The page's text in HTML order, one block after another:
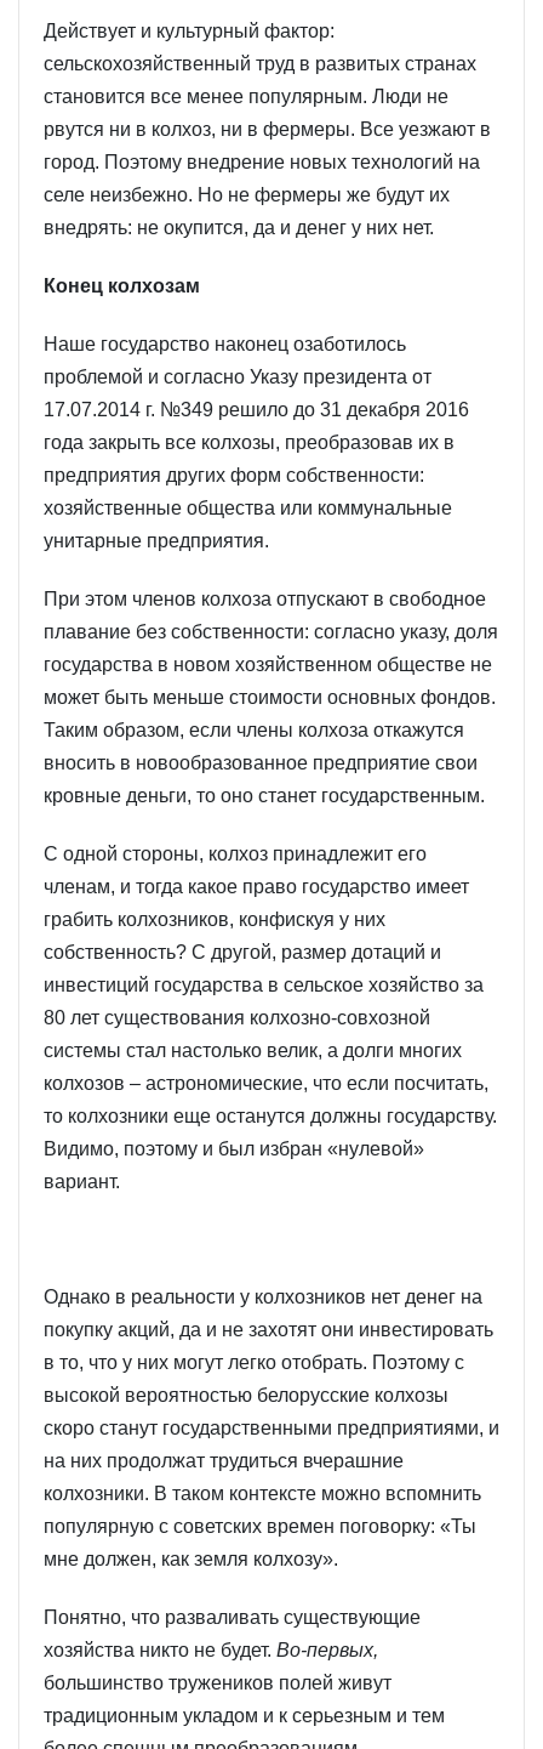
Действует и культурный фактор:
сельскохозяйственный труд в развитых странах
становится все менее популярным. Люди не
рвутся ни в колхоз, ни в фермеры. Все уезжают в
город. Поэтому внедрение новых технологий на
селе неизбежно. Но не фермеры же будут их
внедрять: не окупится, да и денег у них нет.
Конец колхозам
Наше государство наконец озаботилось
проблемой и согласно Указу президента от
17.07.2014 г. №349 решило до 31 декабря 2016
года закрыть все колхозы, преобразовав их в
предприятия других форм собственности:
хозяйственные общества или коммунальные
унитарные предприятия.
При этом членов колхоза отпускают в свободное
плавание без собственности: согласно указу, доля
государства в новом хозяйственном обществе не
может быть меньше стоимости основных фондов.
Таким образом, если члены колхоза откажутся
вносить в новообразованное предприятие свои
кровные деньги, то оно станет государственным.
С одной стороны, колхоз принадлежит его
членам, и тогда какое право государство имеет
грабить колхозников, конфискуя у них
собственность? С другой, размер дотаций и
инвестиций государства в сельское хозяйство за
80 лет существования колхозно-совхозной
системы стал настолько велик, а долги многих
колхозов – астрономические, что если посчитать,
то колхозники еще останутся должны государству.
Видимо, поэтому и был избран «нулевой»
вариант.
Однако в реальности у колхозников нет денег на
покупку акций, да и не захотят они инвестировать
в то, что у них могут легко отобрать. Поэтому с
высокой вероятностью белорусские колхозы
скоро станут государственными предприятиями, и
на них продолжат трудиться вчерашние
колхозники. В таком контексте можно вспомнить
популярную с советских времен поговорку: «Ты
мне должен, как земля колхозу».
Понятно, что разваливать существующие
хозяйства никто не будет. Во-первых,
большинство тружеников полей живут
традиционным укладом и к серьезным и тем